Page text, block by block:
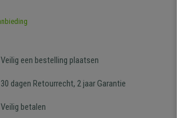
Veilig een bestelling plaatsen
30 dagen Retourrecht, 2 jaar Garantie
Veilig betalen